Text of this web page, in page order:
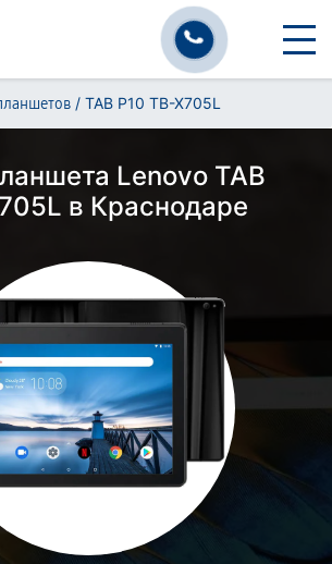
/ TAB P10 TB-X705L
Lenovo TAB
в Краснодаре